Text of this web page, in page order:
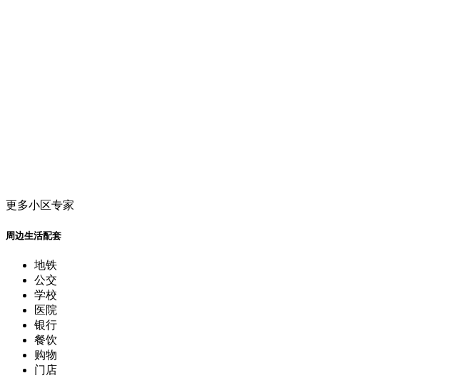
更多小区专家
周边生活配套
地铁
公交
学校
医院
银行
餐饮
购物
门店